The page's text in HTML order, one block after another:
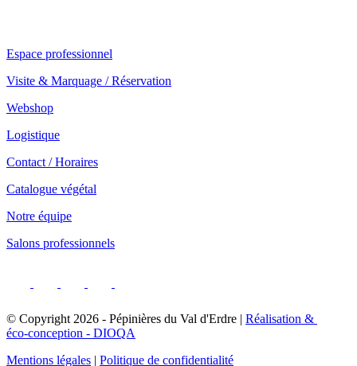
Espace professionnel
Visite & Marquage / Réservation
Webshop
Logistique
Contact / Horaires
Catalogue végétal
Notre équipe
Salons professionnels
© Copyright 2026 - Pépinières du Val d'Erdre | Réalisation &
éco-conception - DIOQA
Mentions légales | Politique de confidentialité